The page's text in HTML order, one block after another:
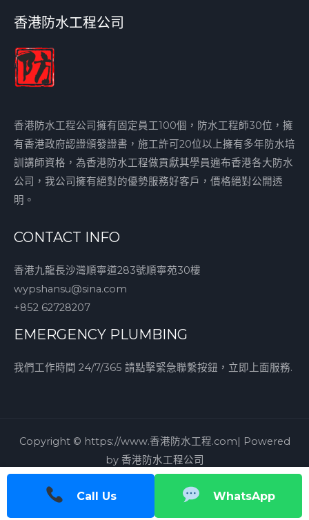
香港防水工程公司
香港防水工程公司擁有固定員工100個，防水工程師30位，擁
有香港政府認證頒發證書，施工許可20位以上擁有多年防水培
訓講師資格，為香港防水工程做貢獻其學員遍布香港各大防水
公司，我公司擁有絕對的優勢服務好客戶，價格絕對公開透
明。
CONTACT INFO
香港九龍長沙灣順寧道283號順寧苑30樓
wypshansu@sina.com
+852 62728207
EMERGENCY PLUMBING
我們工作時間 24/7/365 請點擊緊急聯繫按鈕，立即上面服務.
Copyright © https://www.香港防水工程.com| Powered
by 香港防水工程公司
Call Us WhatsApp